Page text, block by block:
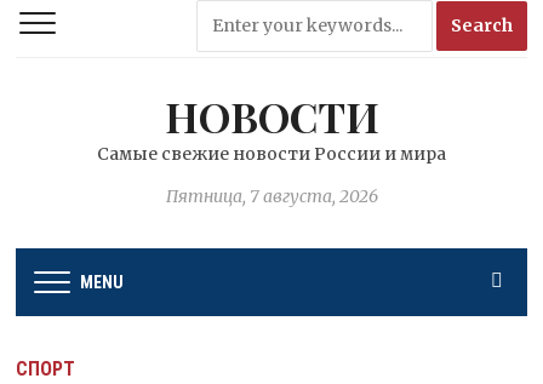
НОВОСТИ
Самые свежие новости России и мира
Пятница, 7 августа, 2026
MENU
СПОРТ